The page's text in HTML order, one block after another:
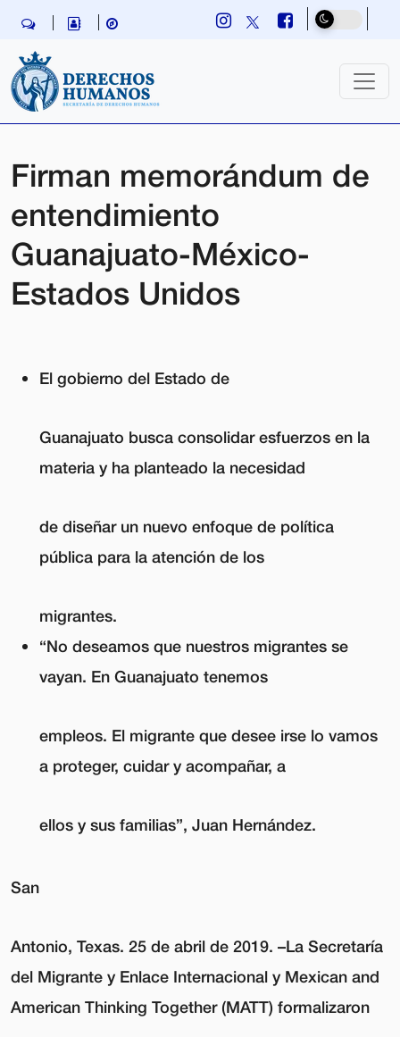
Firman memorándum de
entendimiento
Guanajuato-México-
Estados Unidos
El gobierno del Estado de
Guanajuato busca consolidar esfuerzos en la
materia y ha planteado la necesidad
de diseñar un nuevo enfoque de política
pública para la atención de los
migrantes.
“No deseamos que nuestros migrantes se
vayan. En Guanajuato tenemos
empleos. El migrante que desee irse lo vamos
a proteger, cuidar y acompañar, a
ellos y sus familias”, Juan Hernández.
San
Antonio, Texas. 25 de abril de 2019. –La Secretaría
del Migrante y Enlace Internacional y Mexican and
American Thinking Together (MATT) formalizaron